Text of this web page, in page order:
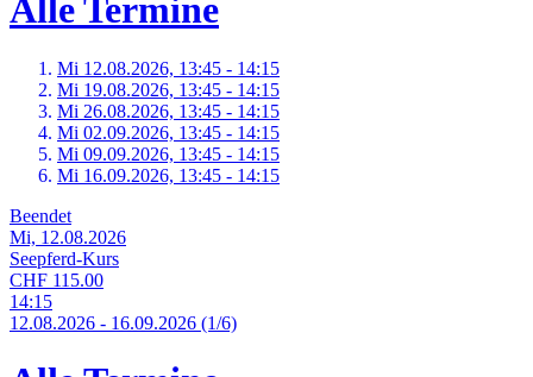
Alle Termine
Mi 12.08.2026, 13:45 - 14:15
Mi 19.08.2026, 13:45 - 14:15
Mi 26.08.2026, 13:45 - 14:15
Mi 02.09.2026, 13:45 - 14:15
Mi 09.09.2026, 13:45 - 14:15
Mi 16.09.2026, 13:45 - 14:15
Beendet
Mi, 12.08.2026
Seepferd-Kurs
CHF 115.00
14:15
12.08.2026 - 16.09.2026 (1/6)